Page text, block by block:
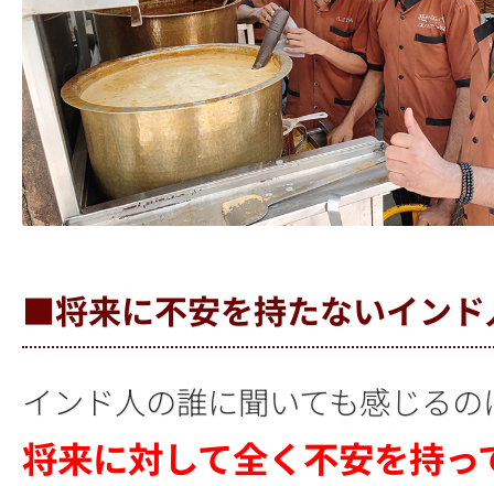
■将来に不安を持たないインド
インド人の誰に聞いても感じるの
将来に対して全く不安を持っ